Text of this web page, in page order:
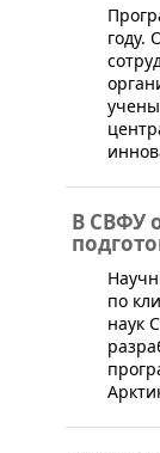
году.
В СВФУ
по
наук